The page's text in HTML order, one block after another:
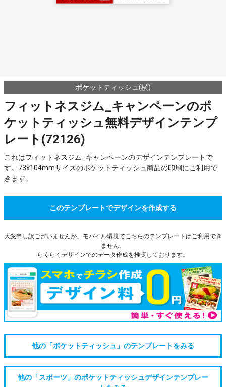
ポケットティッシュ(横)
フィットネスジム_キャンペーンのポ
ケットティッシュ無料デザインテンプ
レート(72126)
これはフィットネスジム_キャンペーンのデザインテンプレートで
す。73x104mmサイズのポケットティッシュ商品の印刷にご利用で
きます。
このテンプレートでデザインを作成する
大変申し訳ございませんが、モバイル環境でこちらのテンプレートはご利用でき
ません。
らくらくデザインでのデータ作成を推奨しております。
他の「ポケットティッシュ」のテンプレートをみる
他の「スポーツ」のポケットティッシュデザインテンプレー